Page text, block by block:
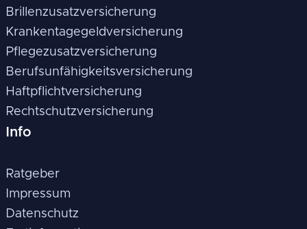
Brillenzusatzversicherung
Krankentagegeldversicherung
Pflegezusatzversicherung
Berufsunfähigkeitsversicherung
Haftpflichtversicherung
Rechtschutzversicherung
Info
Ratgeber
Impressum
Datenschutz